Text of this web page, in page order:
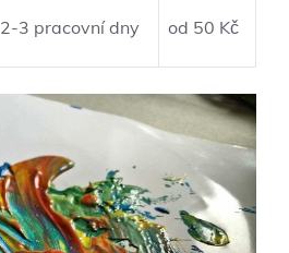
2-3 pracovní dny od 50 Kč